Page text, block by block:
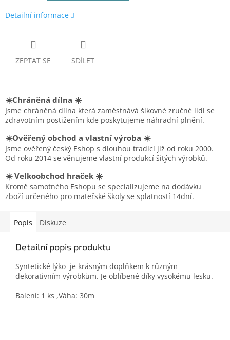
Detailní informace
ZEPTAT SE SDÍLET
☀️Chráněná dílna ☀️
Jsme chráněná dílna která zaměstnává šikovné zručné lidi se
zdravotním postižením kde poskytujeme náhradní plnění.
☀️Ověřený obchod a vlastní výroba ☀️
Jsme ověřený český Eshop s dlouhou tradicí již od roku 2000.
Od roku 2014 se věnujeme vlastní produkcí šitých výrobků.
☀️ Velkoobchod hraček ☀️
Kromě samotného Eshopu se specializujeme na dodávku
zboží určeného pro mateřské školy se splatností 14dní.
Popis Diskuze
Detailní popis produktu
Syntetické lýko je krásným doplňkem k různým
dekorativním výrobkům. Je oblíbené díky vysokému lesku.
Balení: 1 ks ,Váha: 30m